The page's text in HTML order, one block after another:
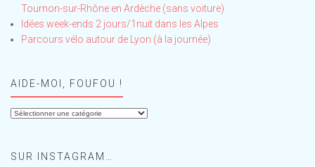
Tournon-sur-Rhône en Ardèche (sans voiture)
Idées week-ends 2 jours/1nuit dans les Alpes
Parcours vélo autour de Lyon (à la journée)
AIDE-MOI, FOUFOU !
Aide-
!SUR INSTAGRAM…